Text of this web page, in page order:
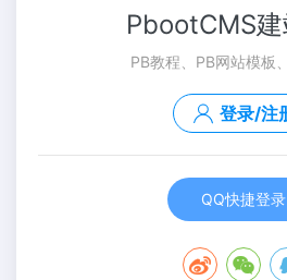
PbootCMS
PB教程、PB网站模板
登录/注
QQ快捷登录